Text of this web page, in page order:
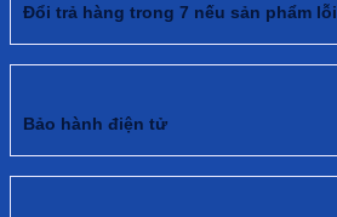
Đổi trả hàng trong 7 nếu sản phẩm lỗi
Bảo hành điện tử